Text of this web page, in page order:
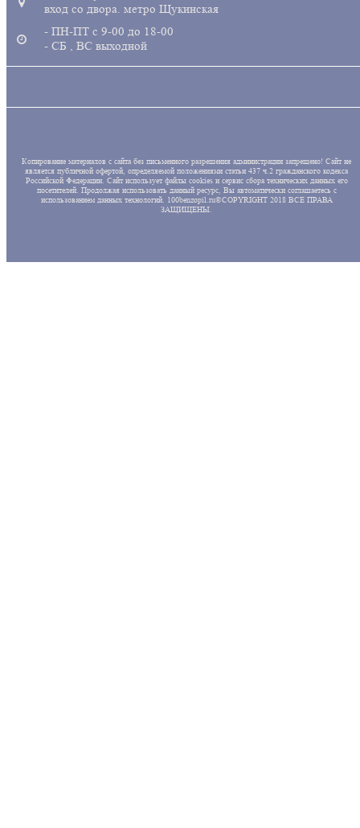
вход со двора. метро Щукинская
- ПН-ПТ с 9-00 до 18-00
- СБ , ВС выходной
Копирование материалов с сайта без письменного разрешения администрации запрещено! Сайт не
является публичной офертой, определяемой положениями статьи 437 ч.2 гражданского кодекса
Российской Федерации. Сайт использует файлы cookies и сервис сбора технических данных его
посетителей. Продолжая использовать данный ресурс, Вы автоматически соглашаетесь с
использованием данных технологий. 100benzopil.ru©COPYRIGHT 2018 ВСЕ ПРАВА
ЗАЩИЩЕНЫ.